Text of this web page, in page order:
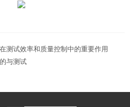
测试效率和质量控制中的重要作用
与测试